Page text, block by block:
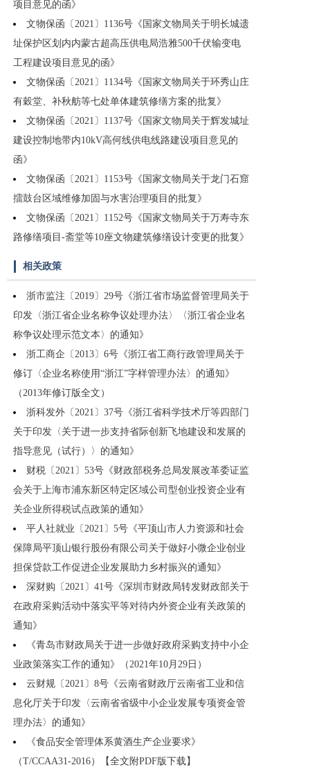
项目意见的函》
文物保函〔2021〕1136号《国家文物局关于明长城遗
址保护区划内内蒙古超高压供电局浩雅500千伏输变电
工程建设项目意见的函》
文物保函〔2021〕1134号《国家文物局关于环秀山庄
有穀堂、补秋舫等七处单体建筑修缮方案的批复》
文物保函〔2021〕1137号《国家文物局关于辉发城址
建设控制地带内10kV高何线供电线路建设项目意见的
函》
文物保函〔2021〕1153号《国家文物局关于龙门石窟
擂鼓台区域维修加固与水害治理项目的批复》
文物保函〔2021〕1152号《国家文物局关于万寿寺东
路修缮项目-斋堂等10座文物建筑修缮设计变更的批复》
相关政策
浙市监注〔2019〕29号《浙江省市场监督管理局关于
印发〈浙江省企业名称争议处理办法〉〈浙江省企业名
称争议处理示范文本〉的通知》
浙工商企〔2013〕6号《浙江省工商行政管理局关于
修订〈企业名称使用“浙江”字样管理办法〉的通知》
（2013年修订版全文）
浙科发外〔2021〕37号《浙江省科学技术厅等四部门
关于印发〈关于进一步支持省际创新飞地建设和发展的
指导意见（试行）〉的通知》
财税〔2021〕53号《财政部税务总局发展改革委证监
会关于上海市浦东新区特定区域公司型创业投资企业有
关企业所得税试点政策的通知》
平人社就业〔2021〕5号《平顶山市人力资源和社会
保障局平顶山银行股份有限公司关于做好小微企业创业
担保贷款工作促进企业发展助力乡村振兴的通知》
深财购〔2021〕41号《深圳市财政局转发财政部关于
在政府采购活动中落实平等对待内外资企业有关政策的
通知》
《青岛市财政局关于进一步做好政府采购支持中小企
业政策落实工作的通知》（2021年10月29日）
云财规〔2021〕8号《云南省财政厅云南省工业和信
息化厅关于印发〈云南省省级中小企业发展专项资金管
理办法〉的通知》
《食品安全管理体系黄酒生产企业要求》
（T/CCAA31-2016）【全文附PDF版下载】